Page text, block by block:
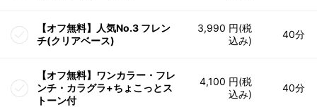
【オフ無料】人気No.3 フレン
チ(クリアベース)
3,990 円(税
込み)
40分
【オフ無料】ワンカラー・フレ
ンチ・カラグラ+ちょこっとス
トーン付
4,100 円(税
込み)
40分